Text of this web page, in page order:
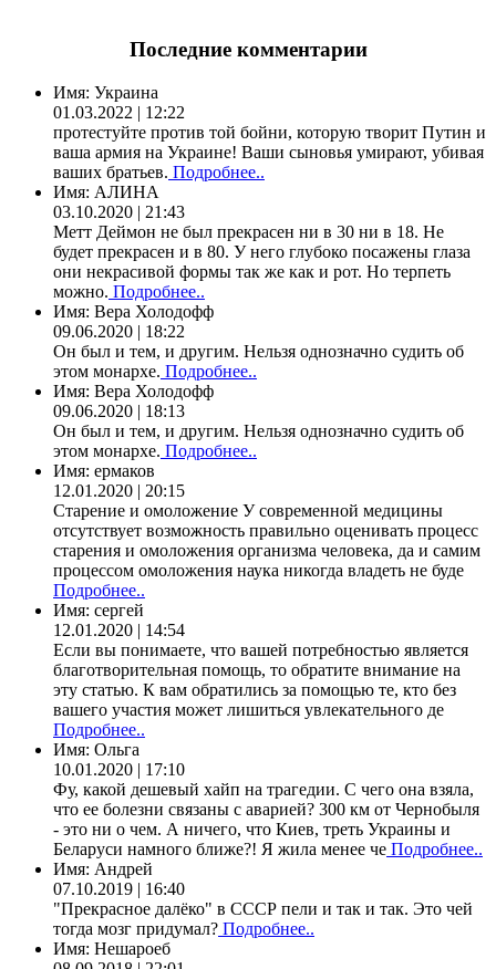
Последние комментарии
Имя: Украина
01.03.2022 | 12:22
протестуйте против той бойни, которую творит Путин и
ваша армия на Украине! Ваши сыновья умирают, убивая
ваших братьев. Подробнее..
Имя: АЛИНА
03.10.2020 | 21:43
Метт Деймон не был прекрасен ни в 30 ни в 18. Не
будет прекрасен и в 80. У него глубоко посажены глаза
они некрасивой формы так же как и рот. Но терпеть
можно. Подробнее..
Имя: Вера Холодофф
09.06.2020 | 18:22
Он был и тем, и другим. Нельзя однозначно судить об
этом монархе. Подробнее..
Имя: Вера Холодофф
09.06.2020 | 18:13
Он был и тем, и другим. Нельзя однозначно судить об
этом монархе. Подробнее..
Имя: ермаков
12.01.2020 | 20:15
Старение и омоложение У современной медицины
отсутствует возможность правильно оценивать процесс
старения и омоложения организма человека, да и самим
процессом омоложения наука никогда владеть не буде
Подробнее..
Имя: сергей
12.01.2020 | 14:54
Если вы понимаете, что вашей потребностью является
благотворительная помощь, то обратите внимание на
эту статью. К вам обратились за помощью те, кто без
вашего участия может лишиться увлекательного де
Подробнее..
Имя: Ольга
10.01.2020 | 17:10
Фу, какой дешевый хайп на трагедии. С чего она взяла,
что ее болезни связаны с аварией? 300 км от Чернобыля
- это ни о чем. А ничего, что Киев, треть Украины и
Беларуси намного ближе?! Я жила менее че Подробнее..
Имя: Андрей
07.10.2019 | 16:40
"Прекрасное далёко" в СССР пели и так и так. Это чей
тогда мозг придумал? Подробнее..
Имя: Нешароеб